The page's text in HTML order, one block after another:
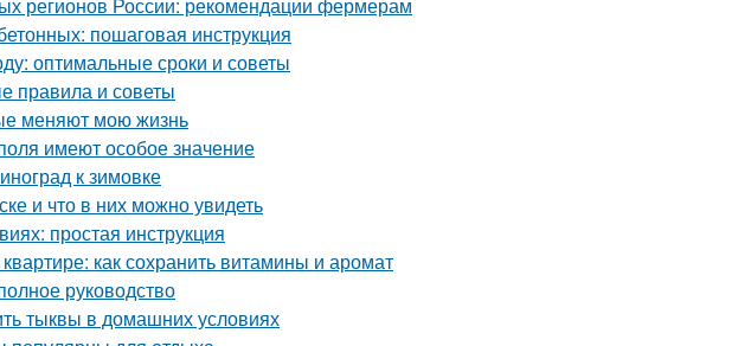
пошаговая инструкция
оптимальные сроки и советы
правила и советы
меняют мою жизнь
имеют особое значение
к зимовке
и что в них можно увидеть
простая инструкция
как сохранить витамины и аромат
руководство
тыквы в домашних условиях